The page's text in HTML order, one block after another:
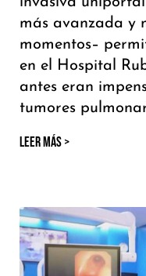
más avanzada y
momentos–
en el Hospital
antes eran
tumores
LEER MÁS >